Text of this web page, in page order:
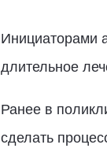
Инициаторами
длительное
Ранее в
сделать